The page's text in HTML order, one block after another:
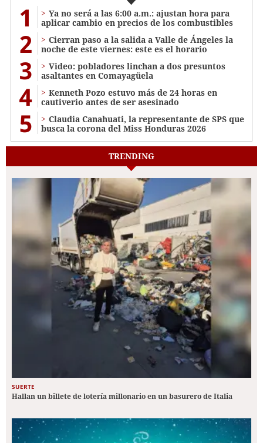
1
Ya no será a las 6:00 a.m.: ajustan hora para
aplicar cambio en precios de los combustibles
2
Cierran paso a la salida a Valle de Ángeles la
noche de este viernes: este es el horario
3
Video: pobladores linchan a dos presuntos
asaltantes en Comayagüela
4
Kenneth Pozo estuvo más de 24 horas en
cautiverio antes de ser asesinado
5
Claudia Canahuati, la representante de SPS que
busca la corona del Miss Honduras 2026
TRENDING
SUERTE
Hallan un billete de lotería millonario en un basurero de Italia